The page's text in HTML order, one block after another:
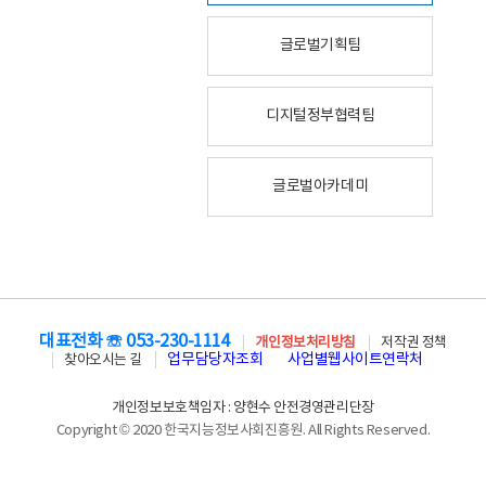
글로벌기획팀
디지털정부협력팀
글로벌아카데미
대표전화 ☏ 053-230-1114 개인정보처리방침
저작권 정책
찾아오시는 길
업무담당자조회 사업별웹사이트연락처
개인정보보호책임자 : 양현수 안전경영관리단장
Copyright © 2020 한국지능정보사회진흥원. All Rights Reserved.